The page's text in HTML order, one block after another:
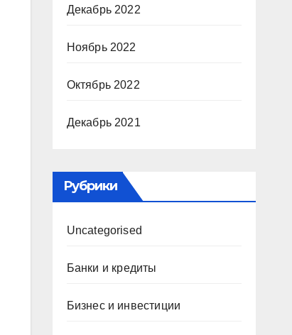
Декабрь 2022
Ноябрь 2022
Октябрь 2022
Декабрь 2021
Рубрики
Uncategorised
Банки и кредиты
Бизнес и инвестиции